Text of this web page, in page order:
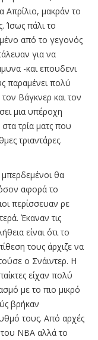
Απρίλιο, μακράν το
Ίσως πάλι το
από το γεγονός
για να
-και επουδενι
παραμένει πολύ
Βάγκνερ και τον
μια υπέροχη
τρία ματς που
τριαντάρες.
θα
αφορά το
περίσσευαν ρε
Έκαναν τις
είναι ότι το
τους άρχιζε να
ο Σνάιντερ. Η
είχαν πολύ
με το πιο μικρό
βρήκαν
τους. Από αρχές
του ΝΒΑ αλλά το